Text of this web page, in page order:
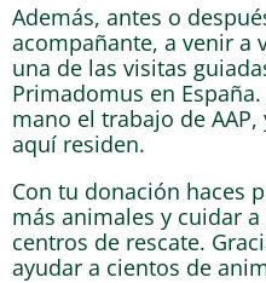
Además, antes o
acompañante, a venir a
una de las visitas
Primadomus en
mano el trabajo de
aquí residen.
Con tu donación haces
más animales y cuidar
centros de rescate.
ayudar a cientos de